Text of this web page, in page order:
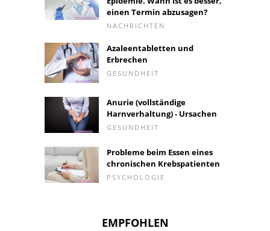
einen Termin abzusagen?
NACHRICHTEN
Azaleentabletten und
Erbrechen
GESUNDHEIT
Anurie (vollständige
Harnverhaltung) - Ursachen
GESUNDHEIT
Probleme beim Essen eines
chronischen Krebspatienten
PSYCHOLOGIE
EMPFOHLEN